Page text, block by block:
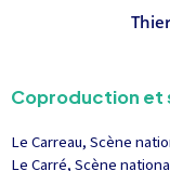
Coproduction et
Le Carreau, Scène
Le Carré, Scène